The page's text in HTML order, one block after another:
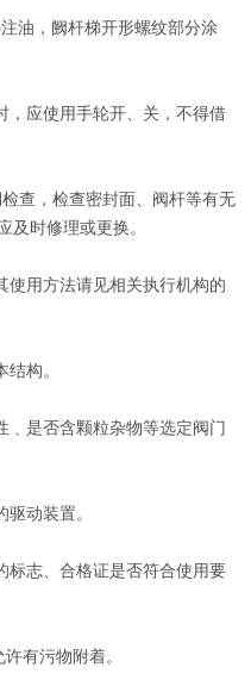
，阙杆梯开形螺纹部分涂
应使用手轮开、关，不得借
查，检查密封面、阀杆等有无
及时修理或更换。
用方法请见相关执行机构的
构。
是否含颗粒杂物等选定阀门
动装置。
志、合格证是否符合使用要
有污物附着。